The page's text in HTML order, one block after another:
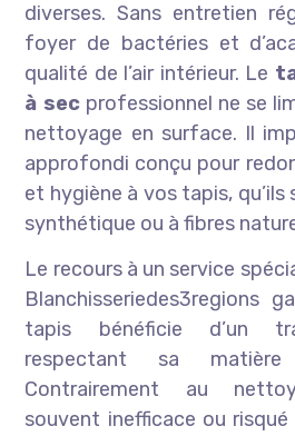
diverses. Sans entretien
foyer de bactéries et
qualité de l’air intérieur. Le
à secprofessionnel ne se
nettoyage en surface. Il
approfondi conçu pour
et hygiène à vos tapis, qu’ils
synthétique ou à fibres
Le recours à un service
Blanchisseriedes3regions
tapis bénéficie d’un
respectant sa
Contrairement au
souvent inefficace ou